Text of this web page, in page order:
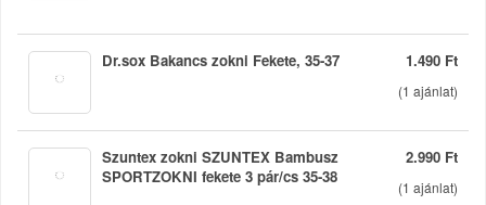
1.490 Ft
(1 ajánlat)
Dr.sox Bakancs zokni Fekete, 35-37
2.990 Ft
(1 ajánlat)
Szuntex zokni SZUNTEX Bambusz
SPORTZOKNI fekete 3 pár/cs 35-38